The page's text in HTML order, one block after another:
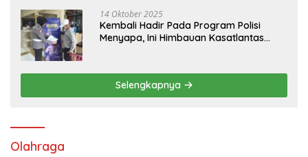
14 Oktober 2025
Kembali Hadir Pada Program Polisi
Menyapa, Ini Himbauan Kasatlantas
Selengkapnya
Olahraga